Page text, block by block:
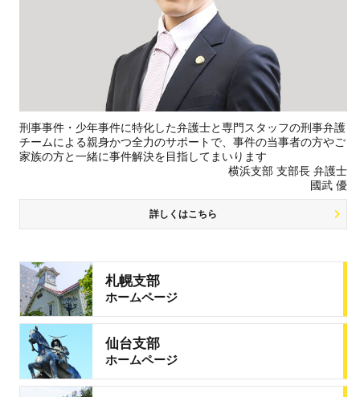
刑事事件・少年事件に特化した弁護士と専門スタッフの刑事弁護
チームによる親身かつ全力のサポートで、事件の当事者の方やご
家族の方と一緒に事件解決を目指してまいります
横浜支部 支部長 弁護士
國武 優
詳しくはこちら
札幌支部
ホームページ
仙台支部
ホームページ